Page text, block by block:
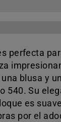
perfecta
blusa y
540. Su
es
por el